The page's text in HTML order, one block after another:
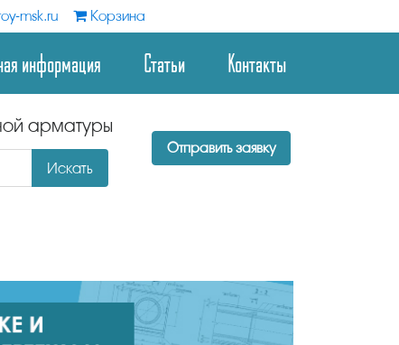
msk.ru Корзина
информация Статьи Контакты
арматуры
Искать
Отправить заявку